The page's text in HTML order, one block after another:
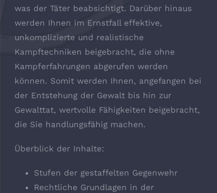
was der Täter beabsichtigt. Darüber hinaus
werden Ihnen im Ernstfall effektive,
unkomplizierte und realistische
Kampftechniken beigebracht, die ohne
Kampferfahrungen abgerufen werden
können. Somit werden Ihnen, angefangen bei
der Entstehung der Gewalt bis hin zur
Gewalttat, wertvolle Fähigkeiten beigebracht,
die Sie handlungsfähig machen.
Überblick der Inhalte:
Stufen der gestaffelten Gegenwehr
Rechtliche Grundlagen in der